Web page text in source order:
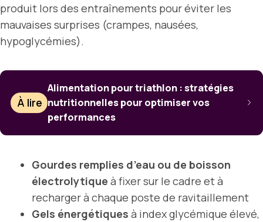
produit lors des entraînements pour éviter les
mauvaises surprises (crampes, nausées,
hypoglycémies).
À lire
Alimentation pour triathlon : stratégies
nutritionnelles pour optimiser vos
performances
Gourdes remplies d’eau ou de boisson
électrolytique à fixer sur le cadre et à
recharger à chaque poste de ravitaillement
Gels énergétiques à index glycémique élevé,